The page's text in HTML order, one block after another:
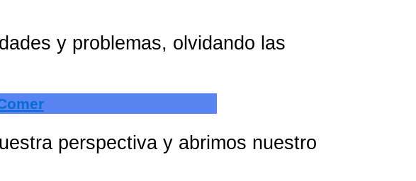
y problemas, olvidando las
perspectiva y abrimos nuestro